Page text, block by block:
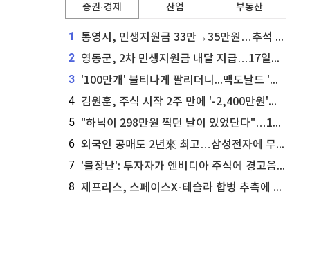
증권·경제 산업 부동산
1 통영시, 민생지원금 33만→35만원…추석 전 푼다
2 영동군, 2차 민생지원금 내달 지급…17일부터 신청 접수
3 '100만개' 불티나게 팔리더니...맥도날드 '충주찰옥수수버거' 돌연 판매 종료
4 김원훈, 주식 시작 2주 만에 '-2,400만원'…"차 한 대 값 날렸다"
5 "하닉이 298만원 찍던 날이 있었단다"…100만 클릭 '전래동화' 정체
6 외국인 공매도 2년來 최고…삼성전자에 무슨일이 [B급기자의 B급리포트]
7 '불장난': 투자자가 엔비디아 주식에 경고음 울려
8 제프리스, 스페이스X-테슬라 합병 추측에 대한 트래커 주식 가능성 분석